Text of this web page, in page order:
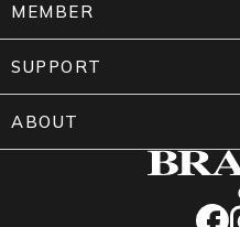
facebook
MEMBER
SUPPORT
ABOUT